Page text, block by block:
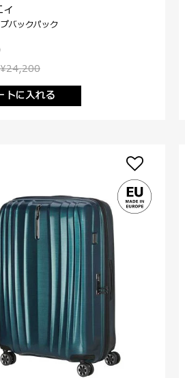
¥24,200
トに入れる
バックパック